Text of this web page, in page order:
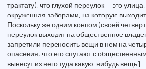
трактату), что глухой переулок — это
окруженная заборами, на которую
Поскольку же одним концом (своей
переулок выходит на общественное
запретили переносить вещи в нем на
опасения, что его спутают с
вынесут из него туда какую-нибудь вещь].